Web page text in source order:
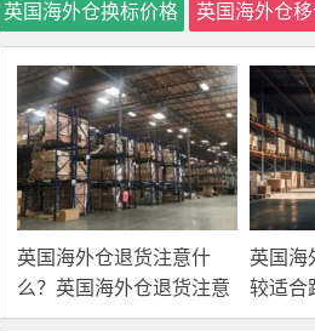
英国海外仓换标价格 英国海外仓
英国海外仓退货注意什
么？英国海外仓退货注意
事项！
英国海
较适合